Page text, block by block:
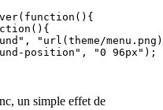
"url(theme/
position", "0 96px");
un simple effet de